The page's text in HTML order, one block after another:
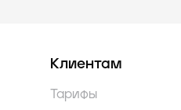
Клиентам
Тарифы